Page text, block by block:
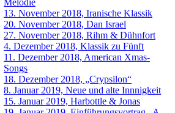
13. November 2018, Iranische Klassik
20. November 2018, Dan Israel
27. November 2018, Rihm & Dühnfort
4. Dezember 2018, Klassik zu Fünft
11. Dezember 2018, American Xmas-
Songs
18. Dezember 2018, „Crypsilon“
8. Januar 2019, Neue und alte Innnigkeit
15. Januar 2019, Harbottle & Jonas